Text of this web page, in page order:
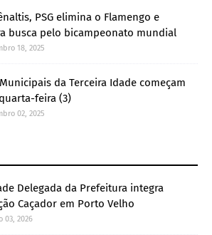
PSG elimina o Flamengo e
busca pelo bicampeonato mundial
18, 2025
da Terceira Idade começam
feira (3)
02, 2025
Delegada da Prefeitura integra
Caçador em Porto Velho
03, 2026